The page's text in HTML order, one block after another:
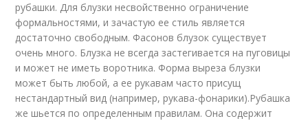
рубашки. Для блузки несвойственно ограничение
формальностями, и зачастую ее стиль является
достаточно свободным. Фасонов блузок существует
очень много. Блузка не всегда застегивается на пуговицы
и может не иметь воротника. Форма выреза блузки
может быть любой, а ее рукавам часто присущ
нестандартный вид (например, рукава-фонарики).Рубашка
же шьется по определенным правилам. Она содержит